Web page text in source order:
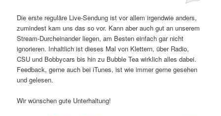
Die erste reguläre Live-Sendung ist vor allem irgendwie anders,
zumindest kam uns das so vor. Kann aber auch gut an unserem
Stream-Durcheinander liegen, am Besten einfach gar nicht
ignorieren. Inhaltlich ist dieses Mal von Klettern, über Radio,
CSU und Bobbycars bis hin zu Bubble Tea wirklich alles dabei.
Feedback, gerne auch bei iTunes, ist wie immer gerne gesehen
und gelesen.
Wir wünschen gute Unterhaltung!